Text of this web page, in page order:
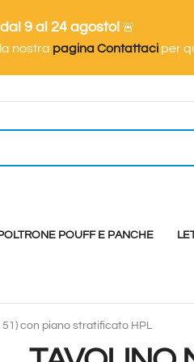
9 al 24 agosto!🚨
nostra pagina Contattaci per
POUFF E PANCHE
51) con piano stratificato HPL